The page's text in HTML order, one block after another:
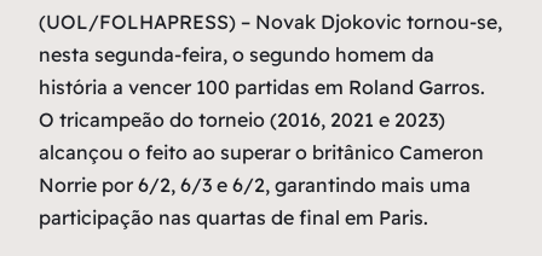
(UOL/FOLHAPRESS) – Novak Djokovic tornou-se,
nesta segunda-feira, o segundo homem da
história a vencer 100 partidas em Roland Garros.
O tricampeão do torneio (2016, 2021 e 2023)
alcançou o feito ao superar o britânico Cameron
Norrie por 6/2, 6/3 e 6/2, garantindo mais uma
participação nas quartas de final em Paris.